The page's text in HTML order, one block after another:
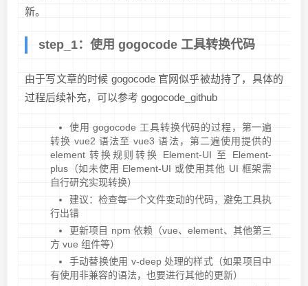
新。
step_1：使用 gogocode 工具转换代码
由于写文章的时候 gogocode 官网似乎被劫持了，具体的
过程后续补充，可以参考 gogocode_github
使用 gogocode 工具转换代码的过程，第一遍
转换 vue2 语法至 vue3 语法，第二遍使用提供的
element 转换规则转换 Element-UI 至 Element-
plus（如未使用 Element-UI 或使用其他 UI 框架需
自行研究实现转换）
建议：检查每一个文件变动的代码，避免工具执
行出错
更新项目 npm 依赖（vue、element、其他第三
方 vue 组件等）
手动替换使用 v-deep 处理的样式（如果项目中
有使用非兼容的语法，也要进行其他的更新）